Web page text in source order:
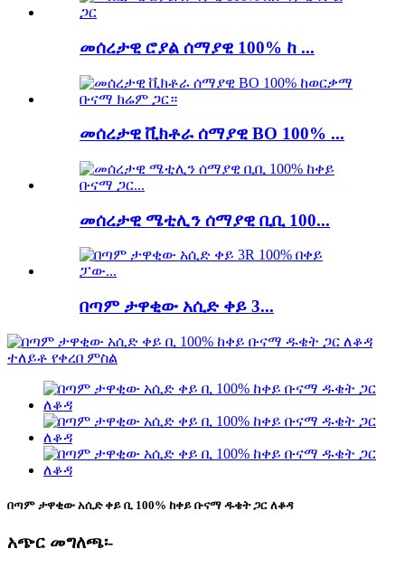
መሰረታዊ ሮያል ሰማያዊ 100% ከ ...
መሰረታዊ ቪክቶራ ሰማያዊ BO 100% ...
መሰረታዊ ሜቲሊን ሰማያዊ ቢቢ 100...
በጣም ታዋቂው አሲድ ቀይ 3...
በጣም ታዋቂው አሲድ ቀይ ቢ 100% ከቀይ ቡናማ ዱቄት ጋር ለቆዳ
አጭር መግለጫ፡-